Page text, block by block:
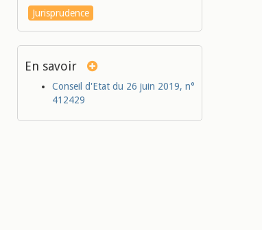
Jurisprudence
En savoir
Conseil d'Etat du 26 juin 2019, n°
412429